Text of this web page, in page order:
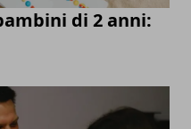
di 2 anni: